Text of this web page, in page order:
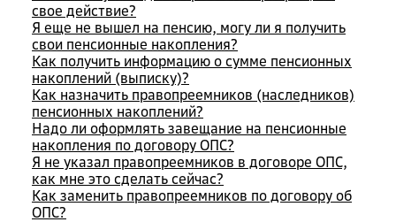
свое действие?
Я еще не вышел на пенсию, могу ли я получить
свои пенсионные накопления?
Как получить информацию о сумме пенсионных
накоплений (выписку)?
Как назначить правопреемников (наследников)
пенсионных накоплений?
Надо ли оформлять завещание на пенсионные
накопления по договору ОПС?
Я не указал правопреемников в договоре ОПС,
как мне это сделать сейчас?
Как заменить правопреемников по договору об
ОПС?